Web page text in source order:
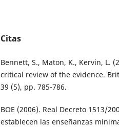
Citas
Bennett, S., Maton, K., Kervin, L.
critical review of the evidence.
39 (5), pp. 785-786.
BOE (2006). Real Decreto 1513/
establecen las enseñanzas